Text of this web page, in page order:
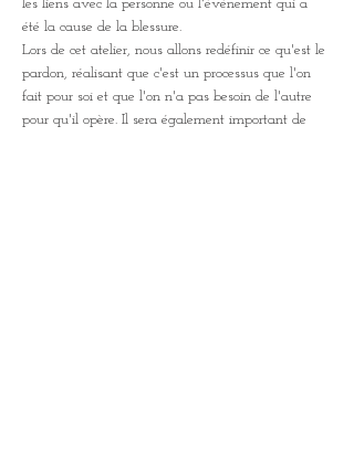
les liens avec la personne ou l'événement qui a
été la cause de la blessure.
Lors de cet atelier, nous allons redéfinir ce qu'est le
pardon, réalisant que c'est un processus que l'on
fait pour soi et que l'on n'a pas besoin de l'autre
pour qu'il opère. Il sera également important de